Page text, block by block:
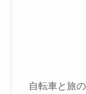
自転車と旅